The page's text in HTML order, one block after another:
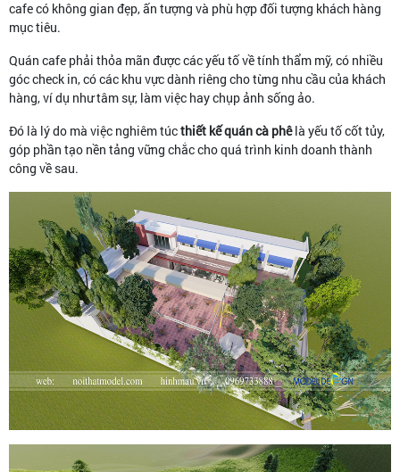
cafe có không gian đẹp, ấn tượng và phù hợp đối tượng khách hàng
mục tiêu.
Quán cafe phải thỏa mãn được các yếu tố về tính thẩm mỹ, có nhiều
góc check in, có các khu vực dành riêng cho từng nhu cầu của khách
hàng, ví dụ như tâm sự, làm việc hay chụp ảnh sống ảo.
Đó là lý do mà việc nghiêm túcthiết kế quán cà phêlà yếu tố cốt tủy,
góp phần tạo nền tảng vững chắc cho quá trình kinh doanh thành
công về sau.